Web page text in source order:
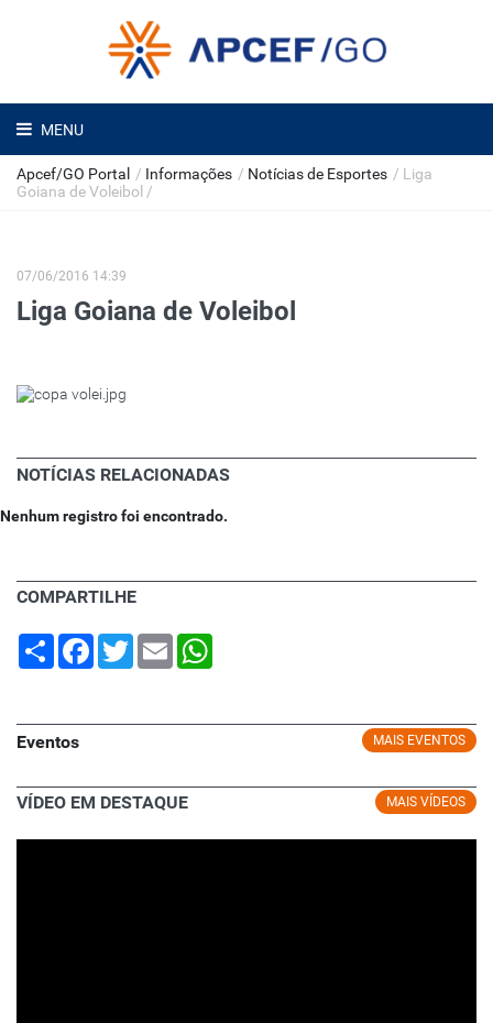
MENU
Apcef/GO Portal / Informações / Notícias de Esportes / Liga
Goiana de Voleibol /
07/06/2016 14:39
Liga Goiana de Voleibol
NOTÍCIAS RELACIONADAS
Nenhum registro foi encontrado.
COMPARTILHE
Share Facebook
TwitterEmail
MAIS EVENTOS
Eventos
MAIS VÍDEOS
VÍDEO EM DESTAQUE